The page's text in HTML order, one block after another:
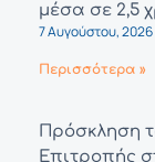
μέσα σε 2,5
7 Αυγούστου, 2026
Περισσότερα »
Πρόσκληση
Επιτροπής